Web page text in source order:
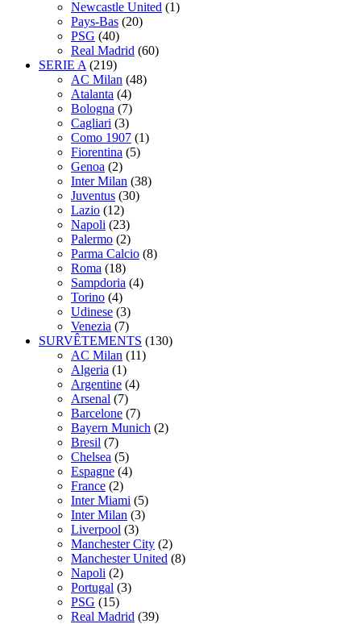
Newcastle United (1)
Pays-Bas (20)
PSG (40)
Real Madrid (60)
SERIE A (219)
AC Milan (48)
Atalanta (4)
Bologna (7)
Cagliari (3)
Como 1907 (1)
Fiorentina (5)
Genoa (2)
Inter Milan (38)
Juventus (30)
Lazio (12)
Napoli (23)
Palermo (2)
Parma Calcio (8)
Roma (18)
Sampdoria (4)
Torino (4)
Udinese (3)
Venezia (7)
SURVÊTEMENTS (130)
AC Milan (11)
Algeria (1)
Argentine (4)
Arsenal (7)
Barcelone (7)
Bayern Munich (2)
Bresil (7)
Chelsea (5)
Espagne (4)
France (2)
Inter Miami (5)
Inter Milan (3)
Liverpool (3)
Manchester City (2)
Manchester United (8)
Napoli (2)
Portugal (3)
PSG (15)
Real Madrid (39)